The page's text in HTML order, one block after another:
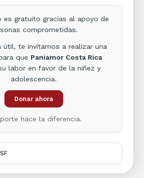
es gratuito gracias al apoyo de
comprometidas.
útil, te invitamos a realizar una
que Paniamor Costa Rica
labor en favor de la niñez y
adolescencia.
Donar ahora
hace la diferencia.